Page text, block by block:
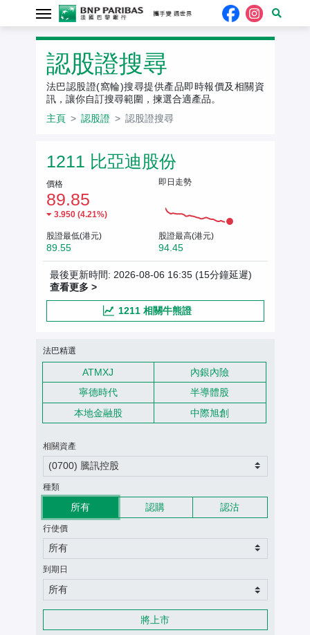
認股證搜尋
法巴認股證(窩輪)搜尋提供產品即時報價及相關資
訊，讓你自訂搜尋範圍，揀選合適產品。
主頁
認股證 認股證搜尋
相關資產報價
1211 比亞迪股份
價格
89.85
3.950 (4.21%)
即日走勢
股證最低(港元)
89.55
股證最高(港元)
94.45
最後更新時間: 2026-08-06 16:35 (15分鐘延遲)
查看更多 >
1211 相關牛熊證
認股證搜尋條件
法巴精選
ATMXJ
內銀內險
寧德時代
半導體股
本地金融股
中際旭創
相關資產
(0700) 騰訊控股
種類
所有 認購 認沽
行使價
所有
到期日
所有
將上市